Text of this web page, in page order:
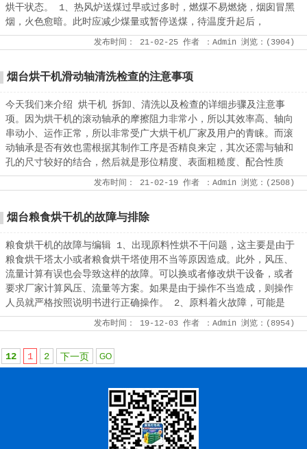
烘干状态。 1、热风炉送煤过早或过多时，燃煤不易燃烧，烟囱冒黑
烟，火色愈暗。此时应减少煤量或暂停送煤，待温度升起后，
发布时间： 21-02-25 作者 ：Admin 浏览：( 3904 )
烟台烘干机滑动轴清洗检查的注意事项
今天我们来介绍 烘干机 拆卸、清洗以及检查的详细步骤及注意事
项。因为烘干机的滚动轴承的摩擦阻力非常小，所以其效率高、轴向
串动小、运作正常，所以非常受广大烘干机厂家及用户的青睐。而滚
动轴承是否有效也需根据其制作工序是否精良来定，其次还需与轴和
孔的尺寸较好的结合，然后就是形位精度、表面粗糙度、配合性质
发布时间： 21-02-19 作者 ：Admin 浏览：( 2508 )
烟台粮食烘干机的故障与排除
粮食烘干机的故障与编辑 1、出现原料性烘不干问题，这主要是由于
粮食烘干塔太小或者粮食烘干塔使用不当等原因造成。此外，风压、
流量计算有误也会导致这样的故障。可以换或者修改烘干设备，或者
要求厂家计算风压、流量等方案。如果是由于操作不当造成，则操作
人员就严格按照说明书进行正确操作。 2、原料着火故障，可能是
发布时间： 19-12-03 作者 ：Admin 浏览：(8954 )
12 1 2 下一页